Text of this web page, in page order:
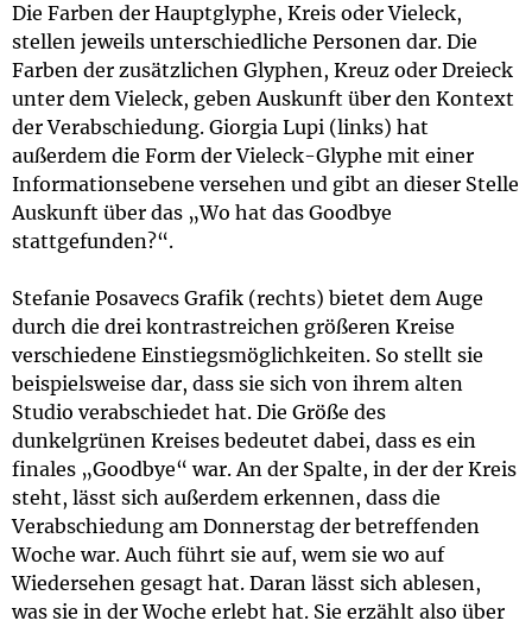
Die Farben der Hauptglyphe, Kreis oder Vieleck,
stellen jeweils unterschiedliche Personen dar. Die
Farben der zusätzlichen Glyphen, Kreuz oder Dreieck
unter dem Vieleck, geben Auskunft über den Kontext
der Verabschiedung. Giorgia Lupi (links) hat
außerdem die Form der Vieleck-Glyphe mit einer
Informationsebene versehen und gibt an dieser Stelle
Auskunft über das „Wo hat das Goodbye
stattgefunden?“.
Stefanie Posavecs Grafik (rechts) bietet dem Auge
durch die drei kontrastreichen größeren Kreise
verschiedene Einstiegsmöglichkeiten. So stellt sie
beispielsweise dar, dass sie sich von ihrem alten
Studio verabschiedet hat. Die Größe des
dunkelgrünen Kreises bedeutet dabei, dass es ein
finales „Goodbye“ war. An der Spalte, in der der Kreis
steht, lässt sich außerdem erkennen, dass die
Verabschiedung am Donnerstag der betreffenden
Woche war. Auch führt sie auf, wem sie wo auf
Wiedersehen gesagt hat. Daran lässt sich ablesen,
was sie in der Woche erlebt hat. Sie erzählt also über